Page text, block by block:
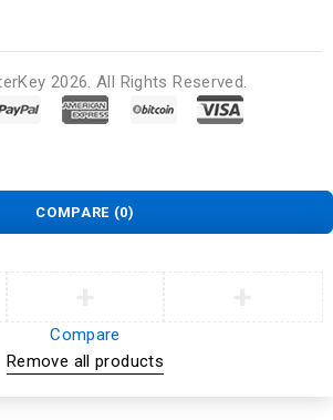
2026. All Rights Reserved.
COMPARE (0)
Compare
Remove all products